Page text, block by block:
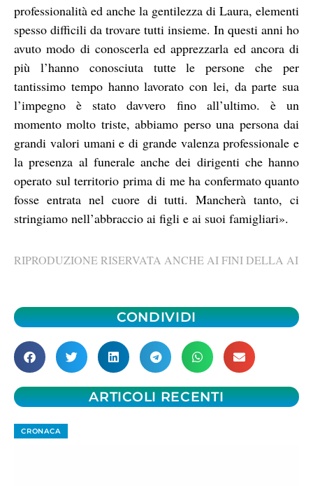
professionalità ed anche la gentilezza di Laura, elementi
spesso difficili da trovare tutti insieme. In questi anni ho
avuto modo di conoscerla ed apprezzarla ed ancora di
più l’hanno conosciuta tutte le persone che per
tantissimo tempo hanno lavorato con lei, da parte sua
l’impegno è stato davvero fino all’ultimo. è un
momento molto triste, abbiamo perso una persona dai
grandi valori umani e di grande valenza professionale e
la presenza al funerale anche dei dirigenti che hanno
operato sul territorio prima di me ha confermato quanto
fosse entrata nel cuore di tutti. Mancherà tanto, ci
stringiamo nell’abbraccio ai figli e ai suoi famigliari».
RIPRODUZIONE RISERVATA ANCHE AI FINI DELLA AI
CONDIVIDI
ARTICOLI RECENTI
CRONACA